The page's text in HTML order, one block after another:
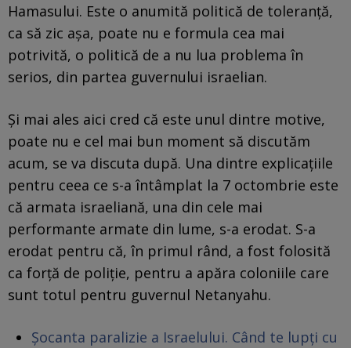
Hamasului. Este o anumită politică de toleranță,
ca să zic așa, poate nu e formula cea mai
potrivită, o politică de a nu lua problema în
serios, din partea guvernului israelian.
Și mai ales aici cred că este unul dintre motive,
poate nu e cel mai bun moment să discutăm
acum, se va discuta după. Una dintre explicațiile
pentru ceea ce s-a întâmplat la 7 octombrie este
că armata israeliană, una din cele mai
performante armate din lume, s-a erodat. S-a
erodat pentru că, în primul rând, a fost folosită
ca forță de poliție, pentru a apăra coloniile care
sunt totul pentru guvernul Netanyahu.
Șocanta paralizie a Israelului. Când te lupți cu